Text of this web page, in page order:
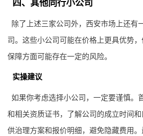
四、其他同行小公司
除了上述三家公司外，西安市场上还有
司。这些小公司可能在价格上更具优势
保障方面可能存在一定的风险。
实操建议
如果你考虑选择小公司，一定要谨慎。
和相关资质证书，了解公司的成立时间
供治理方案和报价明细，避免隐藏费用